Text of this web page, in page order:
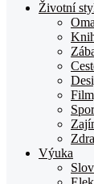
Životní
Výuka